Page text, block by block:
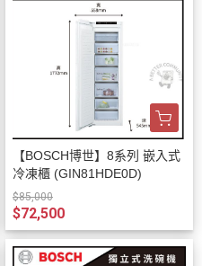
【BOSCH博世】8系列 嵌入式
冷凍櫃 (GIN81HDE0D)
$85,000
$72,500